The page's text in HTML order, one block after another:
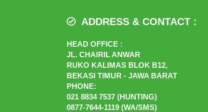
ADDRESS & CONTACT :
HEAD OFFICE :
JL. CHAIRIL ANWAR
RUKO KALIMAS BLOK B12,
BEKASI TIMUR - JAWA BARAT
PHONE:
021 8834 7537 (HUNTING)
0877-7644-1119 (WA/SMS)